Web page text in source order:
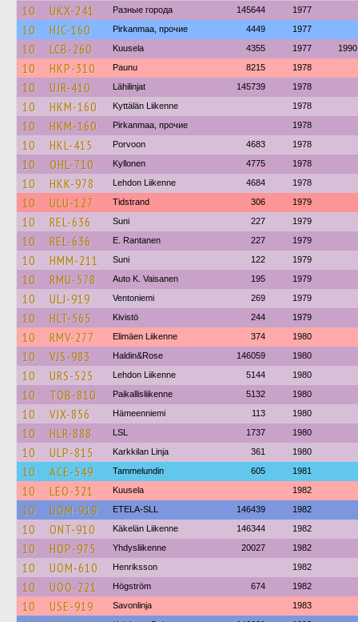
10 UKX-241 Разные города 145644 1977
10 HJC-160 Pirkanmaa, прочие 4449 1977
10 LCB-260 Kuusela 4355 1977 1990
10 HKP-310 Paunu 8215 1978
10 UJR-410 Lähilinjat 145739 1978
10 HKM-160 Kyttälän Liikenne 1978
10 HKM-160 Pirkanmaa, прочие 1978
10 HKL-415 Porvoon 4683 1978
10 OHL-710 Kyllonen 4775 1978
10 HKK-978 Lehdon Liikenne 4684 1978
10 ULU-127 Tidstrand 306 1979
10 REL-636 Suni 227 1979
10 REL-636 E. Rantanen 227 1979
10 HMM-211 Suni 122 1979
10 RMU-578 Auto K. Vaisanen 195 1979
10 ULJ-919 Ventoniemi 269 1979
10 HLT-565 Kivistö 244 1979
10 RMV-277 Elimäen Liikenne 374 1980
10 VJS-983 Haldin&Rose 146059 1980
10 URS-525 Lehdon Liikenne 5144 1980
10 TOB-810 Paikallisliikenne 5132 1980
10 VJX-856 Hämeenniemi 113 1980
10 HLR-888 LSL 1737 1980
10 ULP-815 Karkkilan Linja 361 1980
10 ACE-549 Tammelundin 605 1981
10 LEO-321 Kuusela 1982
10 UOM-919 ETELA-SLL 146439 1982
10 ONT-910 Käkelän Liikenne 146344 1982
10 HOP-975 Yhdysliikenne 20027 1982
10 UOM-610 Henriksson 1982
10 UOO-221 Högström 674 1982
10 USE-919 Savonlinja 1983